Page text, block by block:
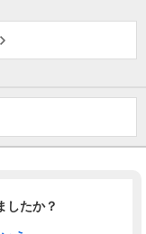
したか？